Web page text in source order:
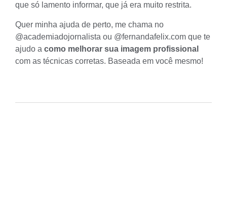
que só lamento informar, que já era muito restrita.
Quer minha ajuda de perto, me chama no
@academiadojornalista ou @fernandafelix.com que te
ajudo a como melhorar sua imagem profissional
com as técnicas corretas. Baseada em você mesmo!